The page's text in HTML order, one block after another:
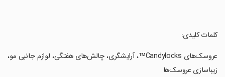
‏کلمات کلیدی:
‏عروسک‌های Candylocks™، آرایشگری، چالش‌های هفتگی، لوازم جانبی مو،
زیباسازی عروسک‌ها